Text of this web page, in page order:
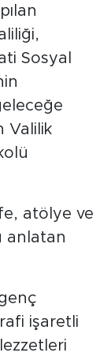
Sosyal
Valilik
atölye ve
anlatan
işaretli